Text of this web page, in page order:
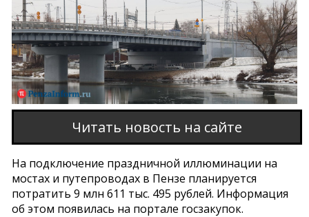
Читать новость на сайте
На подключение праздничной иллюминации на
мостах и путепроводах в Пензе планируется
потратить 9 млн 611 тыс. 495 рублей. Информация
об этом появилась на портале госзакупок.